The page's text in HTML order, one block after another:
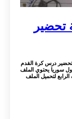
تحضير
تحضير درس كرة القدم
سوريا يحتوي الملف
لتحميل الملف